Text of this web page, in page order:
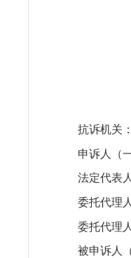
抗诉机关
申诉人（
法定代表
委托代理
委托代理
被申诉人